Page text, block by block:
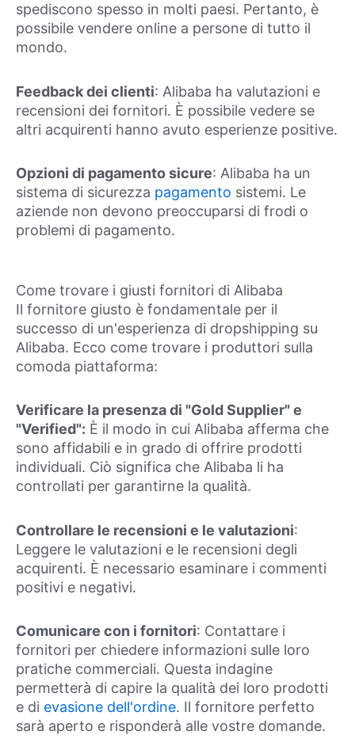
spediscono spesso in molti paesi. Pertanto, è
possibile vendere online a persone di tutto il
mondo.
Feedback dei clienti: Alibaba ha valutazioni e
recensioni dei fornitori. È possibile vedere se
altri acquirenti hanno avuto esperienze positive.
Opzioni di pagamento sicure: Alibaba ha un
sistema di sicurezza pagamento sistemi. Le
aziende non devono preoccuparsi di frodi o
problemi di pagamento.
Come trovare i giusti fornitori di Alibaba
Il fornitore giusto è fondamentale per il
successo di un'esperienza di dropshipping su
Alibaba. Ecco come trovare i produttori sulla
comoda piattaforma:
Verificare la presenza di "Gold Supplier" e
"Verified": È il modo in cui Alibaba afferma che
sono affidabili e in grado di offrire prodotti
individuali. Ciò significa che Alibaba li ha
controllati per garantirne la qualità.
Controllare le recensioni e le valutazioni:
Leggere le valutazioni e le recensioni degli
acquirenti. È necessario esaminare i commenti
positivi e negativi.
Comunicare con i fornitori: Contattare i
fornitori per chiedere informazioni sulle loro
pratiche commerciali. Questa indagine
permetterà di capire la qualità dei loro prodotti
e di evasione dell'ordine. Il fornitore perfetto
sarà aperto e risponderà alle vostre domande.